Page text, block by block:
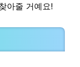
아줄 거예요!